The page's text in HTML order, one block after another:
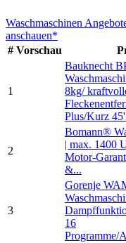
Waschmaschinen
anschauen*
# Vorschau
1
Bauknecht
8kg/
Plus/Kurz
2
Bomann®
| max. 1400
Motor-
&...
3
Gorenje
16
Programme/